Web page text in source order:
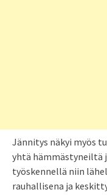
Jännitys näkyi myös
yhtä hämmästyneiltä
työskennellä niin
rauhallisena ja